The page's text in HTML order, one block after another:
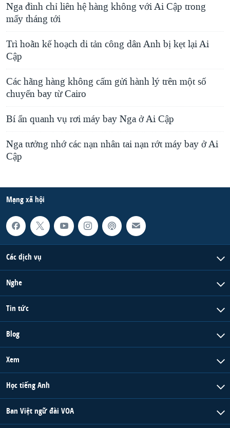
Nga đình chỉ liên hệ hàng không với Ai Cập trong
mấy tháng tới
Trì hoãn kế hoạch di tản công dân Anh bị kẹt lại Ai
Cập
Các hãng hàng không cấm gửi hành lý trên một số
chuyến bay từ Cairo
Bí ẩn quanh vụ rơi máy bay Nga ở Ai Cập
Nga tưởng nhớ các nạn nhân tai nạn rớt máy bay ở Ai
Cập
Mạng xã hội
Các dịch vụ
Nghe
Tin tức
Blog
Xem
Học tiếng Anh
Ban Việt ngữ đài VOA